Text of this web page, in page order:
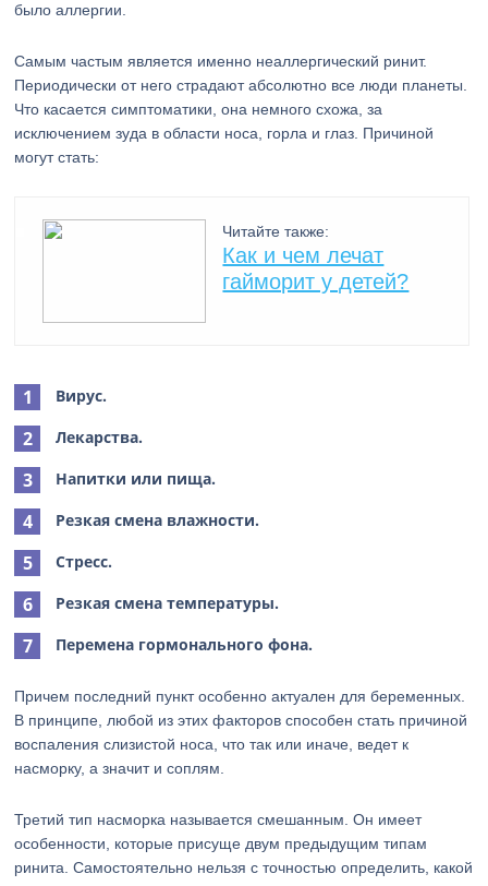
было аллергии.
Самым частым является именно неаллергический ринит.
Периодически от него страдают абсолютно все люди планеты.
Что касается симптоматики, она немного схожа, за
исключением зуда в области носа, горла и глаз. Причиной
могут стать:
Читайте также:
Как и чем лечат
гайморит у детей?
Вирус.
Лекарства.
Напитки или пища.
Резкая смена влажности.
Стресс.
Резкая смена температуры.
Перемена гормонального фона.
Причем последний пункт особенно актуален для беременных.
В принципе, любой из этих факторов способен стать причиной
воспаления слизистой носа, что так или иначе, ведет к
насморку, а значит и соплям.
Третий тип насморка называется смешанным. Он имеет
особенности, которые присуще двум предыдущим типам
ринита. Самостоятельно нельзя с точностью определить, какой